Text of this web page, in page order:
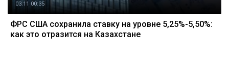
03.11 00:35
ФРС США сохранила ставку на уровне 5,25%-5,50%:
как это отразится на Казахстане